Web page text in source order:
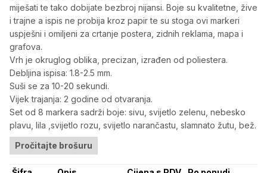
miješati te tako dobijate bezbroj nijansi. Boje su kvalitetne, žive
i trajne a ispis ne probija kroz papir te su stoga ovi markeri
uspješni i omiljeni za crtanje postera, zidnih reklama, mapa i
grafova.
Vrh je okruglog oblika, precizan, izrađen od poliestera.
Debljina ispisa: 1.8-2.5 mm.
Suši se za 10-20 sekundi.
Vijek trajanja: 2 godine od otvaranja.
Set od 8 markera sadrži boje: sivu, svijetlo zelenu, nebesko
plavu, lila ,svijetlo rozu, svijetlo narančastu, slamnato žutu, bež.
Pročitajte brošuru